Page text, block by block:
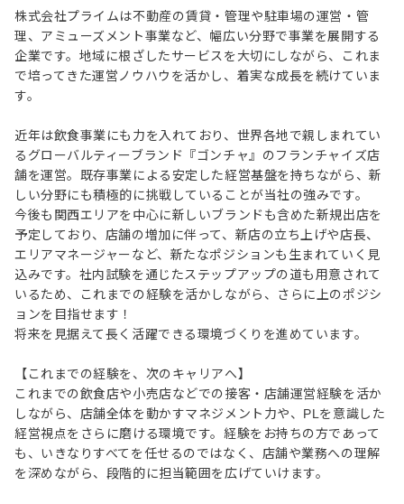
株式会社プライムは不動産の賃貸・管理や駐車場の運営・管
理、アミューズメント事業など、幅広い分野で事業を展開する
企業です。地域に根ざしたサービスを大切にしながら、これま
で培ってきた運営ノウハウを活かし、着実な成長を続けていま
す。
近年は飲食事業にも力を入れており、世界各地で親しまれてい
るグローバルティーブランド『ゴンチャ』のフランチャイズ店
舗を運営。既存事業による安定した経営基盤を持ちながら、新
しい分野にも積極的に挑戦していることが当社の強みです。
今後も関西エリアを中心に新しいブランドも含めた新規出店を
予定しており、店舗の増加に伴って、新店の立ち上げや店長、
エリアマネージャーなど、新たなポジションも生まれていく見
込みです。社内試験を通じたステップアップの道も用意されて
いるため、これまでの経験を活かしながら、さらに上のポジシ
ョンを目指せます！
将来を見据えて長く活躍できる環境づくりを進めています。
【これまでの経験を、次のキャリアへ】
これまでの飲食店や小売店などでの接客・店舗運営経験を活か
しながら、店舗全体を動かすマネジメント力や、PLを意識した
経営視点をさらに磨ける環境です。経験をお持ちの方であって
も、いきなりすべてを任せるのではなく、店舗や業務への理解
を深めながら、段階的に担当範囲を広げていけます。